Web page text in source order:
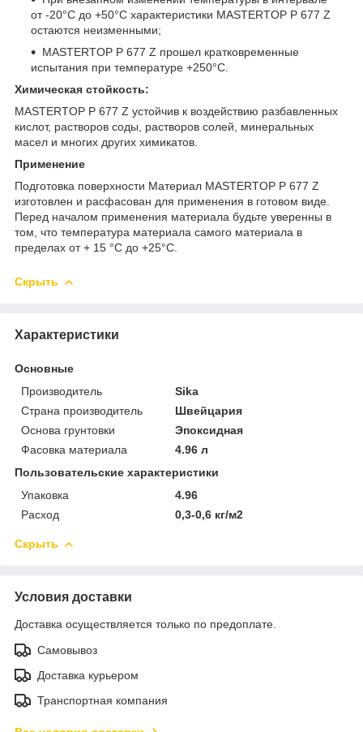
от -20°С до +50°С характеристики MASTERTOP P 677 Z
остаются неизменными;
MASTERTOP P 677 Z прошел кратковременные
испытания при температуре +250°С.
Химическая стойкость:
MASTERTOP P 677 Z устойчив к воздействию разбавленных
кислот, растворов соды, растворов солей, минеральных
масел и многих других химикатов.
Применение
Подготовка поверхности Материал MASTERTOP P 677 Z
изготовлен и расфасован для применения в готовом виде.
Перед началом применения материала будьте уверенны в
том, что температура материала самого материала в
пределах от + 15 °С до +25°С.
Скрыть
Характеристики
Основные
Производитель
Sika
Страна производитель
Швейцария
Основа грунтовки
Эпоксидная
Фасовка материала
4.96 л
Пользовательские характеристики
Упаковка
4.96
Расход
0,3-0,6 кг/м2
Скрыть
Условия доставки
Доставка осуществляется только по предоплате.
Самовывоз
Доставка курьером
Транспортная компания